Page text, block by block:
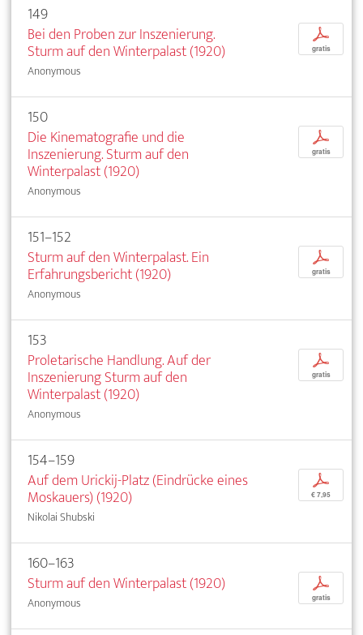
149
Bei den Proben zur Inszenierung.
Sturm auf den Winterpalast (1920)
Anonymous
p
gratis
150
Die Kinematografie und die
Inszenierung. Sturm auf den
Winterpalast (1920)
Anonymous
p
gratis
151–152
Sturm auf den Winterpalast. Ein
Erfahrungsbericht (1920)
Anonymous
p
gratis
153
Proletarische Handlung. Auf der
Inszenierung Sturm auf den
Winterpalast (1920)
Anonymous
p
gratis
154–159
Auf dem Urickij-Platz (Eindrücke eines
Moskauers) (1920)
Nikolai Shubski
p
€ 7,95
160–163
Sturm auf den Winterpalast (1920)
Anonymous
p
gratis